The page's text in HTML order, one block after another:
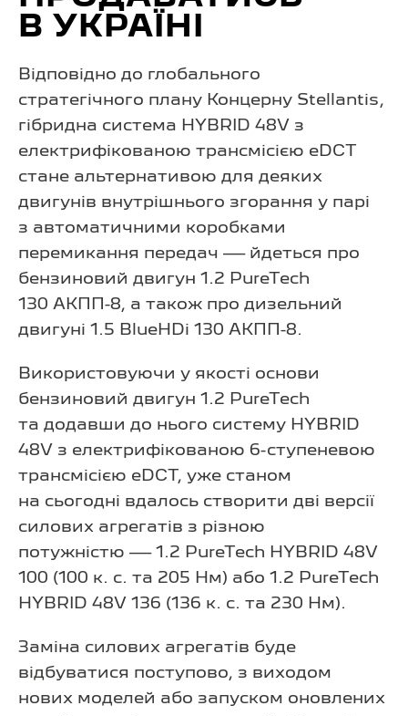
В УКРАЇНІ
Відповідно до глобального
стратегічного плану Концерну Stellantis,
гібридна система HYBRID 48V з
електрифікованою трансмісією eDCT
стане альтернативою для деяких
двигунів внутрішнього згорання у парі
з автоматичними коробками
перемикання передач — йдеться про
бензиновий двигун 1.2 PureTech
130 АКПП-8, а також про дизельний
двигуні 1.5 BlueHDi 130 АКПП-8.
Використовуючи у якості основи
бензиновий двигун 1.2 PureTech
та додавши до нього систему HYBRID
48V з електрифікованою 6-ступеневою
трансмісією eDCT, уже станом
на сьогодні вдалось створити дві версії
силових агрегатів з різною
потужністю — 1.2 PureTech HYBRID 48V
100 (100 к. с. та 205 Нм) або 1.2 PureTech
HYBRID 48V 136 (136 к. с. та 230 Нм).
Заміна силових агрегатів буде
відбуватися поступово, з виходом
нових моделей або запуском оновлених